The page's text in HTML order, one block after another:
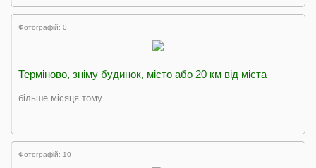
Фотографій: 0
Терміново, зніму будинок, місто або 20 км від міста
більше місяця тому
Фотографій: 10